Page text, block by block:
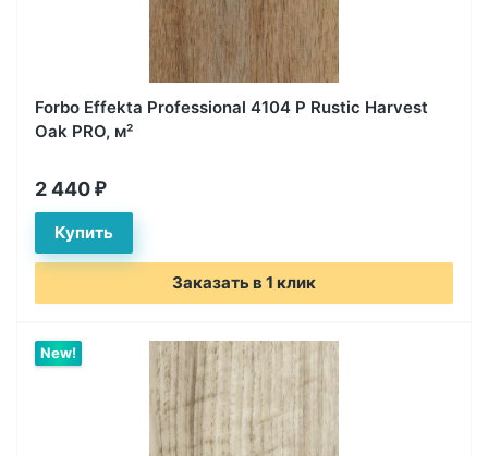
Forbo Effekta Professional 4104 P Rustic Harvest
Oak PRO, м²
2 440 ₽
Заказать в 1 клик
New!